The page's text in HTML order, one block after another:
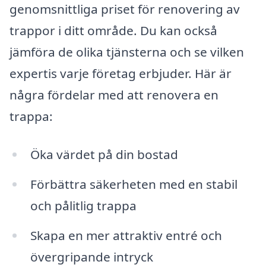
genomsnittliga priset för renovering av
trappor i ditt område. Du kan också
jämföra de olika tjänsterna och se vilken
expertis varje företag erbjuder. Här är
några fördelar med att renovera en
trappa:
Öka värdet på din bostad
Förbättra säkerheten med en stabil
och pålitlig trappa
Skapa en mer attraktiv entré och
övergripande intryck